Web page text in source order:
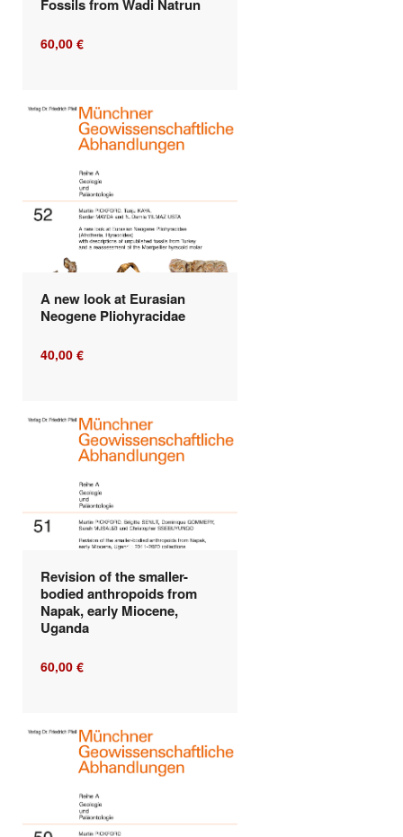
Fossils from Wadi Natrun
60,00 €
A new look at Eurasian
Neogene Pliohyracidae
40,00 €
Revision of the smaller-
bodied anthropoids from
Napak, early Miocene,
Uganda
60,00 €